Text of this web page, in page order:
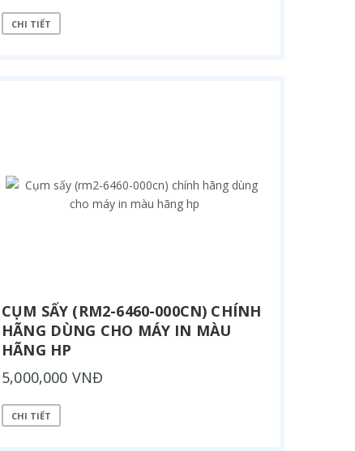
CHI TIẾT
CỤM SẤY (RM2-6460-000CN) CHÍNH
HÃNG DÙNG CHO MÁY IN MÀU
HÃNG HP
5,000,000 VNĐ
CHI TIẾT